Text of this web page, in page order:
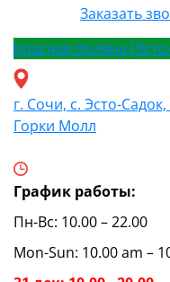
Заказать
Красная поляна
г. Сочи, с. Эсто-
Горки Молл
График работы:
Пн-Вс: 10.00 – 22.00
Mon-Sun: 10.00 am –